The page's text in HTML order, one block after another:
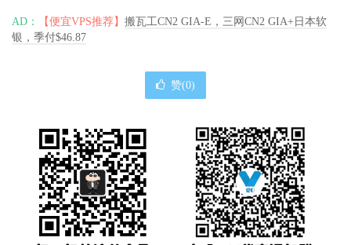
AD： 【便宜VPS推荐】 搬瓦工CN2 GIA-E，三网CN2 GIA+日本软
银，季付$46.87
赞(0)